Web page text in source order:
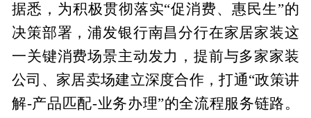
据悉，为积极贯彻落实“促消费、惠民生”的
决策部署，浦发银行南昌分行在家居家装这
一关键消费场景主动发力，提前与多家家装
公司、家居卖场建立深度合作，打通“政策讲
解-产品匹配-业务办理”的全流程服务链路。